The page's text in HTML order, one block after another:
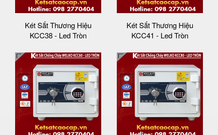
Két Sắt Thương Hiệu
KCC38 - Led Tròn
Két Sắt Thương Hiệu
KCC41 - Led Tròn